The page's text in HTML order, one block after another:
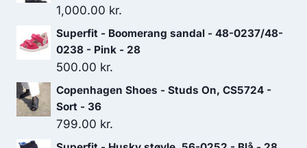
1,000.00 kr.
Superfit - Boomerang sandal - 48-0237/48-
0238 - Pink - 28
500.00 kr.
Copenhagen Shoes - Studs On, CS5724 -
Sort - 36
799.00 kr.